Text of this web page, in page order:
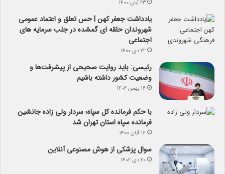
۲۳ آبان ۱۴۰۰
یادداشت جعفر کهن | حس تعلق و اعتماد عمومی
شهروندان حلقه ای گمشده در جلب سرمایه های
اجتماعی
۲۲ دی ۱۴۰۰
رئیسی: باید روایت صحیحی از پیشرفت‌ها و
وضعیت کشور داشته باشیم
۱۶ بهمن ۱۴۰۲
با حکم فرمانده کل سپاه؛ سردار ولی زاده جانشین
فرمانده سپاه استان تهران شد
۱۶ آبان ۱۴۰۰
سوال پزشکی از هوش مصنوعی آنلاین
۲۰ دی ۱۴۰۲